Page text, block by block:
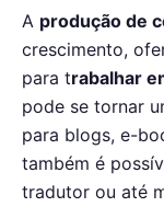
A produção de
crescimento,
para trabalhar
pode se tornar
para blogs, e-
também é
tradutor ou até